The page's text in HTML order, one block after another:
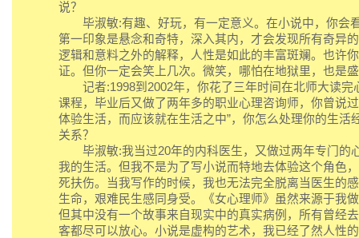
说？
毕淑敏:有趣、好玩，有一定意义。在小说中，你会
第一印象是悬念和奇特，深入其内，才会发现所有奇异
逻辑和意料之外的解释，人性是如此的丰富斑斓。也许
证。但你一定会笑上几次。微笑，哪怕在地狱里，也是
记者:1998到2002年，你花了三年时间在北师大读完
课程，毕业后又做了两年多的职业心理咨询师，你曾说
体验生活，而应该就在生活之中”，你怎么处理你的生活
关系？
毕淑敏:我当过20年的内科医生，又做过两年专门的
我的生活。但我不是为了写小说而特地去体验这个角色
死扶伤。当我写作的时候，我也无法完全脱离当医生的
生命，艰难民生感同身受。《女心理师》虽然来源于我
但其中没有一个故事来自现实中的真实病例，所有曾经
客都尽可以放心。小说是虚构的艺术，我已经了然人性